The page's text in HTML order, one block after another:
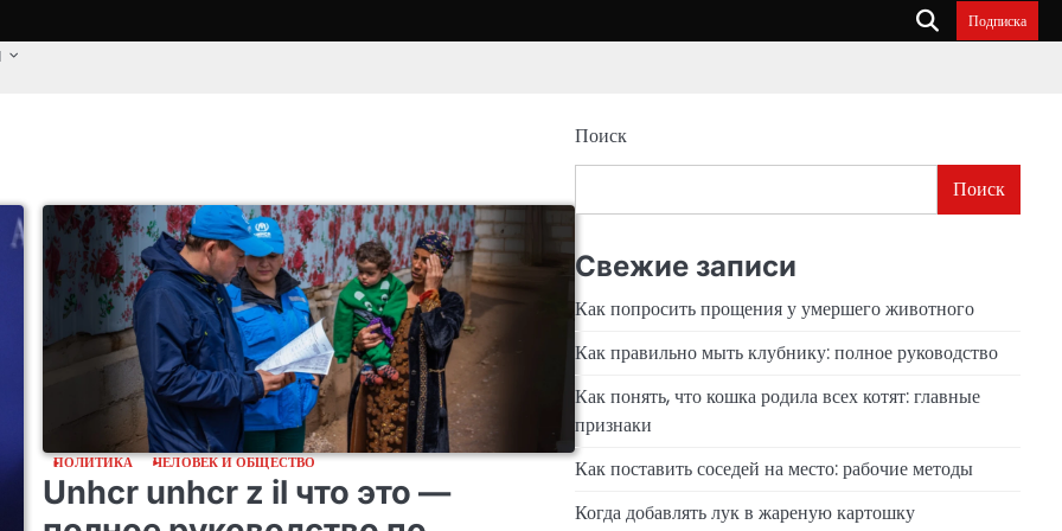
Подписка
ПОЛИТИКА ЧЕЛОВЕК И ОБЩЕСТВО
Unhcr unhcr z il что это —
Поиск
Поиск
Свежие записи
Как попросить прощения у умершего животного
Как правильно мыть клубнику: полное руководство
Как понять, что кошка родила всех котят: главные
признаки
Как поставить соседей на место: рабочие методы
Когда добавлять лук в жареную картошку